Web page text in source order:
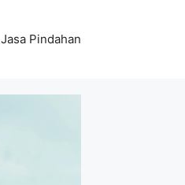
Jasa Pindahan